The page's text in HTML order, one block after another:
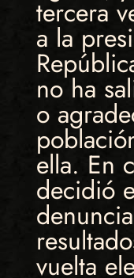
tercera
a la
no ha
o
ella. En
decidió
vuelta